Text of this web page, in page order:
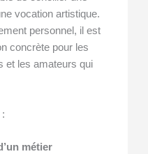
vocation artistique.
personnel, il est
concrète pour les
et les amateurs qui
métier